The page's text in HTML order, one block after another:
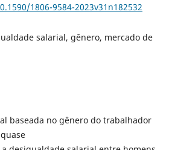
1806-9584-2023v31n182532
salarial, gênero, mercado de
baseada no gênero do trabalhador